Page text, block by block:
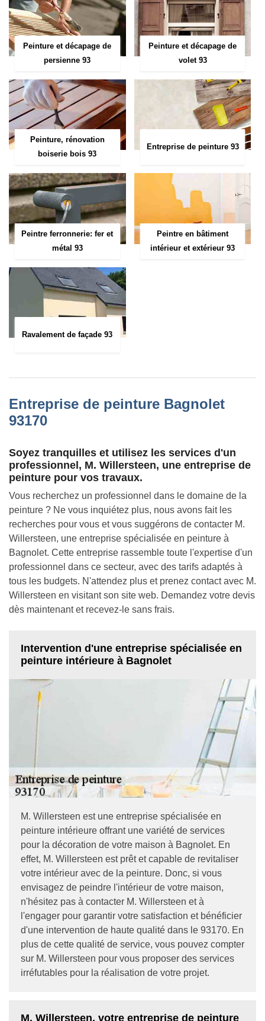
Peinture et décapage de
persienne 93
Peinture et décapage de
volet 93
Peinture, rénovation
boiserie bois 93
Entreprise de peinture 93
Peintre ferronnerie: fer et
métal 93
Peintre en bâtiment
intérieur et extérieur 93
Ravalement de façade 93
Entreprise de peinture Bagnolet
93170
Soyez tranquilles et utilisez les services d'un
professionnel, M. Willersteen, une entreprise de
peinture pour vos travaux.
Vous recherchez un professionnel dans le domaine de la
peinture ? Ne vous inquiétez plus, nous avons fait les
recherches pour vous et vous suggérons de contacter M.
Willersteen, une entreprise spécialisée en peinture à
Bagnolet. Cette entreprise rassemble toute l'expertise d'un
professionnel dans ce secteur, avec des tarifs adaptés à
tous les budgets. N'attendez plus et prenez contact avec M.
Willersteen en visitant son site web. Demandez votre devis
dès maintenant et recevez-le sans frais.
Intervention d'une entreprise spécialisée en
peinture intérieure à Bagnolet
M. Willersteen est une entreprise spécialisée en
peinture intérieure offrant une variété de services
pour la décoration de votre maison à Bagnolet. En
effet, M. Willersteen est prêt et capable de revitaliser
votre intérieur avec de la peinture. Donc, si vous
envisagez de peindre l'intérieur de votre maison,
n'hésitez pas à contacter M. Willersteen et à
l'engager pour garantir votre satisfaction et bénéficier
d'une intervention de haute qualité dans le 93170. En
plus de cette qualité de service, vous pouvez compter
sur M. Willersteen pour vous proposer des services
irréfutables pour la réalisation de votre projet.
M. Willersteen, votre entreprise de peinture